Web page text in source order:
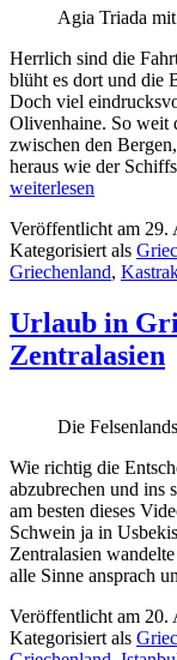
Agia Triada
Herrlich sind die
blüht es dort und die
Doch viel
Olivenhaine. So weit
zwischen den
heraus wie der
weiterlesen
Veröffentlicht am 29.
Kategorisiert als
Griechenland,
Urlaub in
Zentralasien
Die
Wie richtig die
abzubrechen und ins
am besten dieses
Schwein ja in
Zentralasien
alle Sinne ansprach
Veröffentlicht am 20.
Kategorisiert als